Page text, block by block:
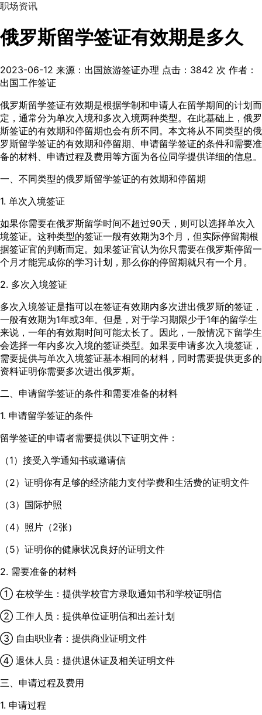
职场资讯
俄罗斯留学签证有效期是多久
2023-06-12 来源：出国旅游签证办理 点击： 3842 次 作者：
出国工作签证
俄罗斯留学签证有效期是根据学制和申请人在留学期间的计划而
定，通常分为单次入境和多次入境两种类型。在此基础上，俄罗
斯签证的有效期和停留期也会有所不同。本文将从不同类型的俄
罗斯留学签证的有效期和停留期、申请留学签证的条件和需要准
备的材料、申请过程及费用等方面为各位同学提供详细的信息。
一、不同类型的俄罗斯留学签证的有效期和停留期
1. 单次入境签证
如果你需要在俄罗斯留学时间不超过90天，则可以选择单次入
境签证。这种类型的签证一般有效期为3个月，但实际停留期根
据签证官的判断而定。如果签证官认为你只需要在俄罗斯停留一
个月才能完成你的学习计划，那么你的停留期就只有一个月。
2. 多次入境签证
多次入境签证是指可以在签证有效期内多次进出俄罗斯的签证，
一般有效期为1年或3年。但是，对于学习期限少于1年的留学生
来说，一年的有效期时间可能太长了。因此，一般情况下留学生
会选择一年内多次入境的签证类型。如果要申请多次入境签证，
需要提供与单次入境签证基本相同的材料，同时需要提供更多的
资料证明你需要多次进出俄罗斯。
二、申请留学签证的条件和需要准备的材料
1. 申请留学签证的条件
留学签证的申请者需要提供以下证明文件：
（1）接受入学通知书或邀请信
（2）证明你有足够的经济能力支付学费和生活费的证明文件
（3）国际护照
（4）照片（2张）
（5）证明你的健康状况良好的证明文件
2. 需要准备的材料
① 在校学生：提供学校官方录取通知书和学校证明信
② 工作人员：提供单位证明信和出差计划
③ 自由职业者：提供商业证明文件
④ 退休人员：提供退休证及相关证明文件
三、申请过程及费用
1. 申请过程